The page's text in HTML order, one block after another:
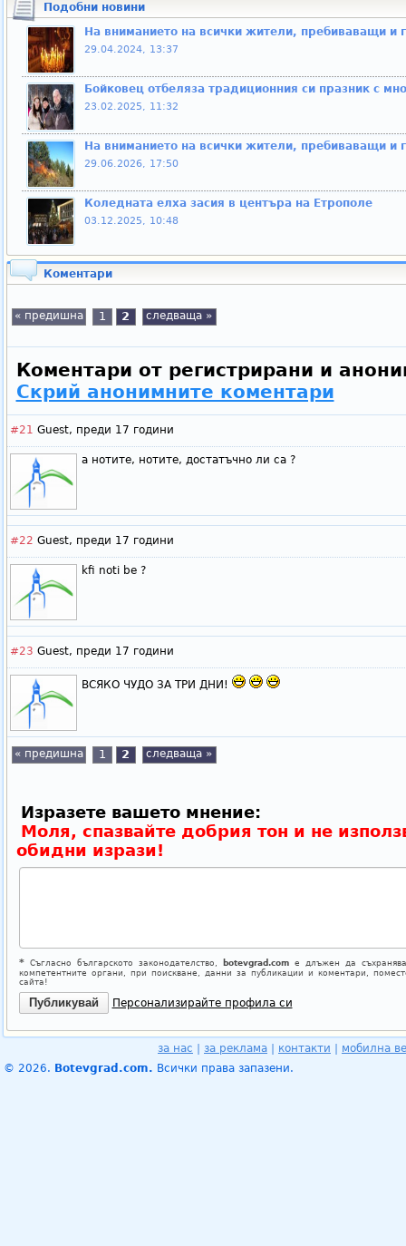
Подобни новини
На вниманието на всички жители, пребиваващи и
29.04.2024, 13:37
Бойковец отбеляза традиционния си празник с
23.02.2025, 11:32
На вниманието на всички жители, пребиваващи и
29.06.2026, 17:50
Коледната елха засия в центъра на Етрополе
03.12.2025, 10:48
Коментари
« предишна 1 2 следваща »
Коментари от регистрирани и
Скрий анонимните коментари
#21 Guest, преди 17 години
а нотите, нотите, достатъчно ли са ?
#22 Guest, преди 17 години
kfi noti be ?
#23 Guest, преди 17 години
ВСЯКО ЧУДО ЗА ТРИ ДНИ!
« предишна 1 2 следваща »
Изразете вашето мнение:
Моля, спазвайте добрия тон и не
обидни изрази!
*Съгласно българското законодателство, botevgrad.comе длъжен да
компетентните органи, при поискване, данни за публикации и коментари,
сайта!
Персонализирайте профила си
за нас за реклама контакти
мобилна
© 2026. Botevgrad.com. Всички права запазени.